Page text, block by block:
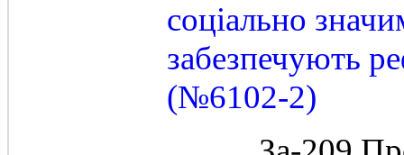
соціально
забезпечують
(№6102-2)